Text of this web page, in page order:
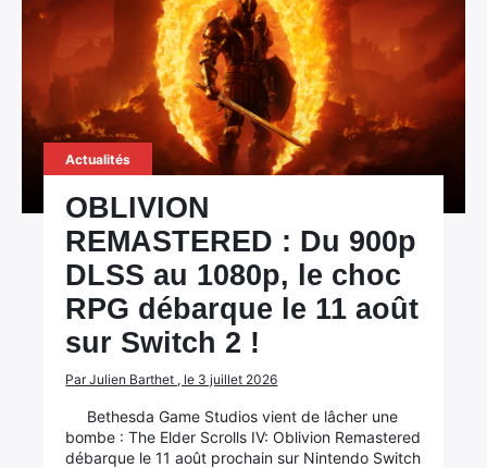
Actualités
OBLIVION
REMASTERED : Du 900p
DLSS au 1080p, le choc
RPG débarque le 11 août
sur Switch 2 !
Par Julien Barthet , le 3 juillet 2026
Bethesda Game Studios vient de lâcher une
bombe : The Elder Scrolls IV: Oblivion Remastered
débarque le 11 août prochain sur Nintendo Switch